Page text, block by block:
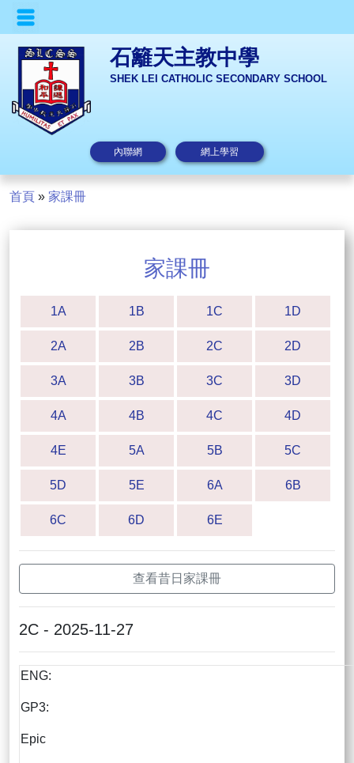
石籬天主教中學
SHEK LEI CATHOLIC SECONDARY SCHOOL
內聯網 網上學習
首頁 » 家課冊
家課冊
1A 1B 1C 1D
2A 2B 2C 2D
3A 3B 3C 3D
4A 4B 4C 4D
4E 5A 5B 5C
5D 5E 6A 6B
6C 6D 6E
查看昔日家課冊
2C - 2025-11-27
ENG:
GP3:
Epic